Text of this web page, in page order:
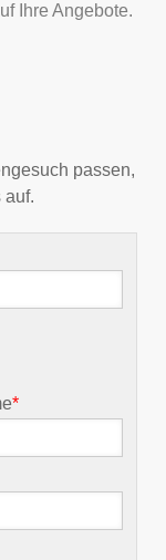
Ihre Angebote.
passen,
auf.
*